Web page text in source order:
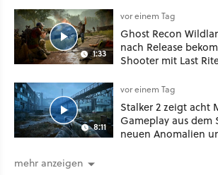
1:33
vor einem Tag
Ghost Recon
nach Release
Shooter mit Last
8:11
vor einem Tag
Stalker 2 zeigt acht
Gameplay aus dem
neuen Anomalien
mehr anzeigen